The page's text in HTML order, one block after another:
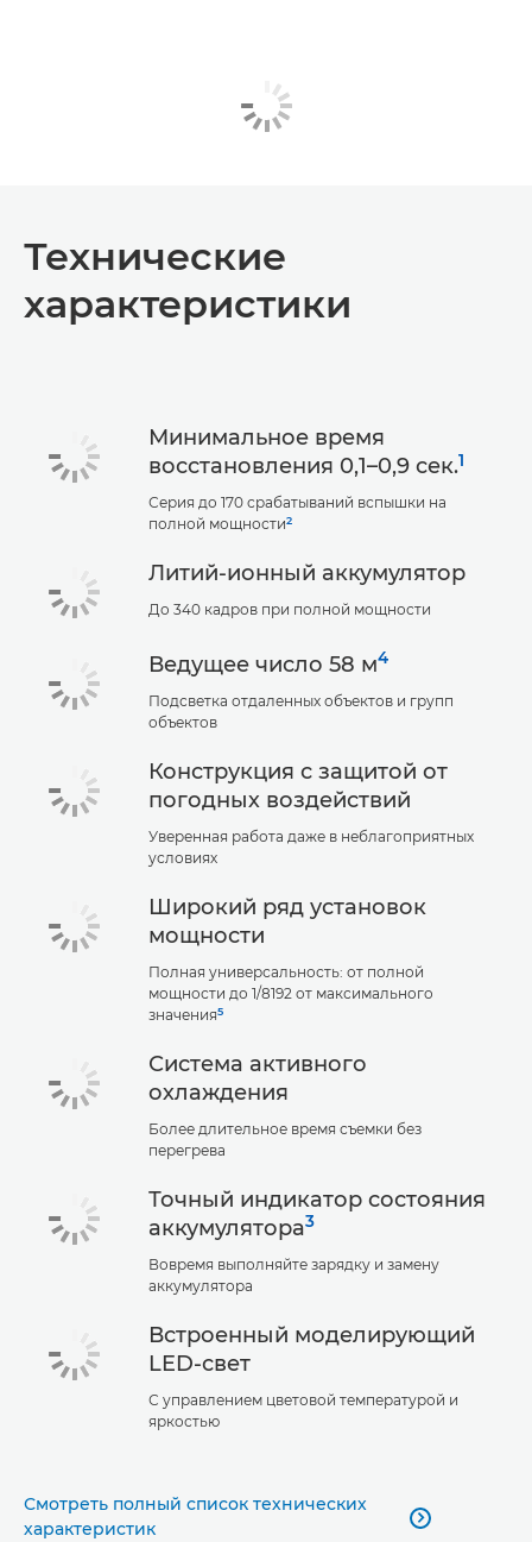
Технические
характеристики
Минимальное время
восстановления 0,1–0,9 сек.1
Серия до 170 срабатываний вспышки на
полной мощности2
Литий-ионный аккумулятор
До 340 кадров при полной мощности
Ведущее число 58 м4
Подсветка отдаленных объектов и групп
объектов
Конструкция с защитой от
погодных воздействий
Уверенная работа даже в неблагоприятных
условиях
Широкий ряд установок
мощности
Полная универсальность: от полной
мощности до 1/8192 от максимального
значения5
Система активного
охлаждения
Более длительное время съемки без
перегрева
Точный индикатор состояния
аккумулятора3
Вовремя выполняйте зарядку и замену
аккумулятора
Встроенный моделирующий
LED-свет
С управлением цветовой температурой и
яркостью
Смотреть полный список технических
характеристик
